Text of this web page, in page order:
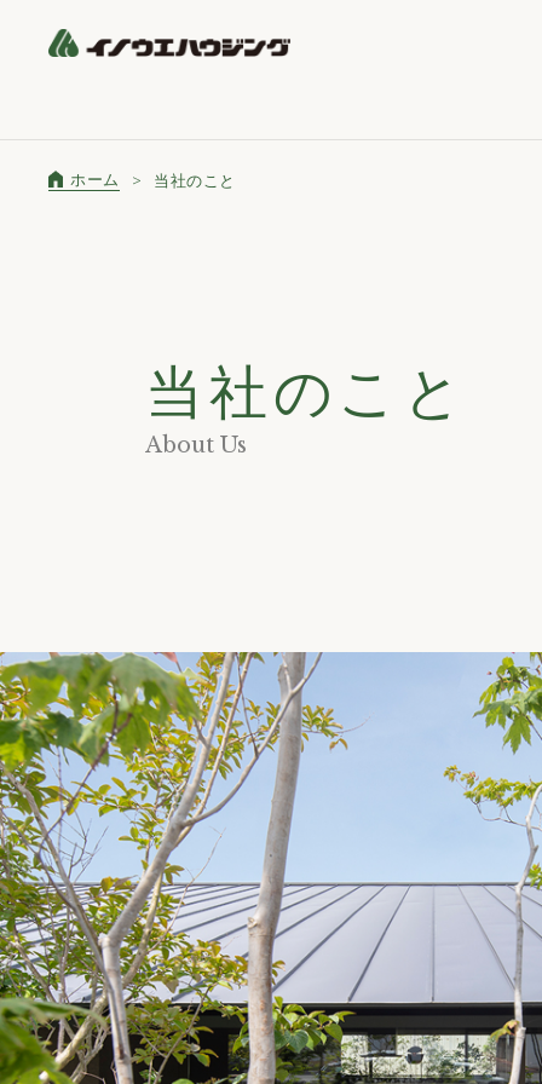
ホーム 当社のこと
当社のこと
About Us